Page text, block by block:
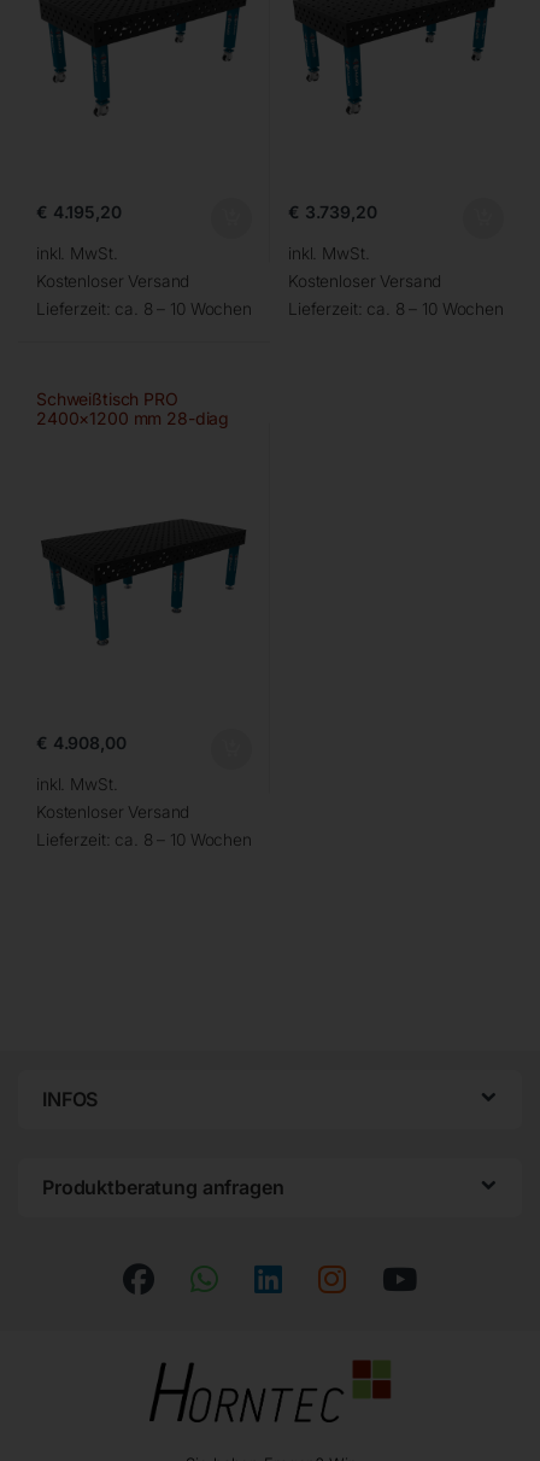
€ 4.195,20
inkl. MwSt.
Kostenloser Versand
Lieferzeit: ca. 8 – 10 Wochen
€ 3.739,20
inkl. MwSt.
Kostenloser Versand
Lieferzeit: ca. 8 – 10 Wochen
Schweißtisch PRO
2400×1200 mm 28-diag
€ 4.908,00
inkl. MwSt.
Kostenloser Versand
Lieferzeit: ca. 8 – 10 Wochen
INFOS
Produktberatung anfragen